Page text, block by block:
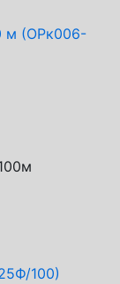
м (ОРк006-
100)